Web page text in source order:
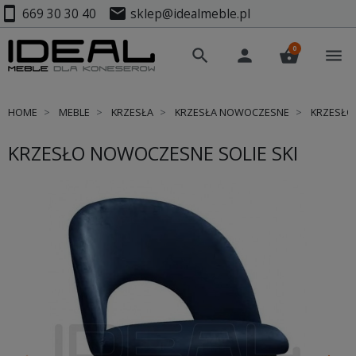
smartphone 669 30 30 40 mail sklep@idealmeble.pl
search person shopping_basket
0 menu
HOME MEBLE KRZESŁA KRZESŁA NOWOCZESNE
KRZESŁO NOWOCZESNE SOLIE SKI